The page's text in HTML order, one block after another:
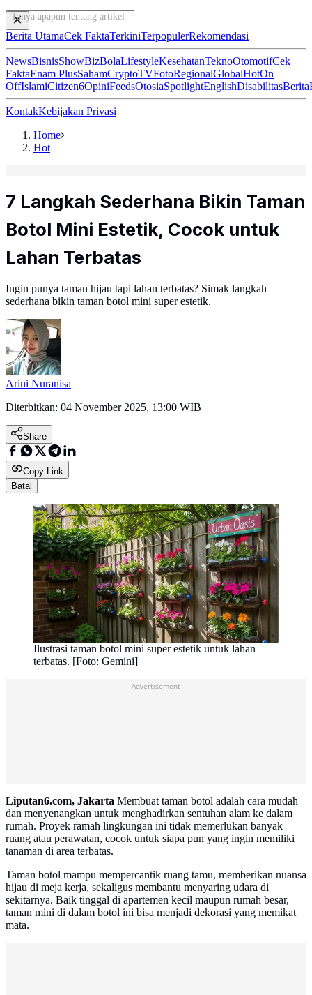
Tanya apapun tentang artikel ini...
Berita UtamaCek FaktaTerkiniTerpopulerRekomendasi
NewsBisnisShowBizBolaLifestyleKesehatanTeknoOtomotifCek
FaktaEnam PlusSahamCryptoTVFotoRegionalGlobalHotOn
OffIslamiCitizen6OpiniFeedsOtosiaSpotlightEnglishDisabilitasBerita
KontakKebijakan Privasi
Home
Hot
7 Langkah Sederhana Bikin Taman
Botol Mini Estetik, Cocok untuk
Lahan Terbatas
Ingin punya taman hijau tapi lahan terbatas? Simak langkah
sederhana bikin taman botol mini super estetik.
Arini Nuranisa
Diterbitkan: 04 November 2025, 13:00 WIB
Share
Copy Link
Batal
Ilustrasi taman botol mini super estetik untuk lahan
terbatas. [Foto: Gemini]
Advertisement
Liputan6.com, Jakarta Membuat taman botol adalah cara mudah
dan menyenangkan untuk menghadirkan sentuhan alam ke dalam
rumah. Proyek ramah lingkungan ini tidak memerlukan banyak
ruang atau perawatan, cocok untuk siapa pun yang ingin memiliki
tanaman di area terbatas.
Taman botol mampu mempercantik ruang tamu, memberikan nuansa
hijau di meja kerja, sekaligus membantu menyaring udara di
sekitarnya. Baik tinggal di apartemen kecil maupun rumah besar,
taman mini di dalam botol ini bisa menjadi dekorasi yang memikat
mata.